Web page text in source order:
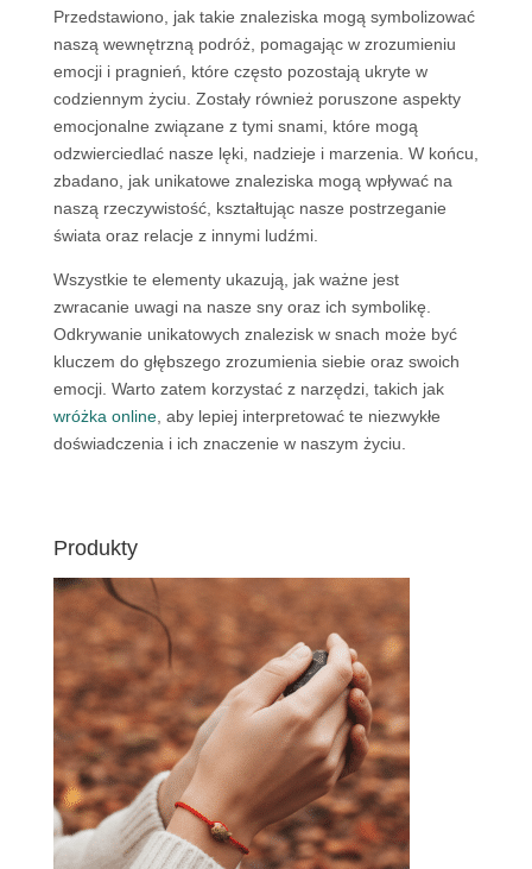
Przedstawiono, jak takie znaleziska mogą symbolizować
naszą wewnętrzną podróż, pomagając w zrozumieniu
emocji i pragnień, które często pozostają ukryte w
codziennym życiu. Zostały również poruszone aspekty
emocjonalne związane z tymi snami, które mogą
odzwierciedlać nasze lęki, nadzieje i marzenia. W końcu,
zbadano, jak unikatowe znaleziska mogą wpływać na
naszą rzeczywistość, kształtując nasze postrzeganie
świata oraz relacje z innymi ludźmi.
Wszystkie te elementy ukazują, jak ważne jest
zwracanie uwagi na nasze sny oraz ich symbolikę.
Odkrywanie unikatowych znalezisk w snach może być
kluczem do głębszego zrozumienia siebie oraz swoich
emocji. Warto zatem korzystać z narzędzi, takich jak
wróżka online, aby lepiej interpretować te niezwykłe
doświadczenia i ich znaczenie w naszym życiu.
Produkty